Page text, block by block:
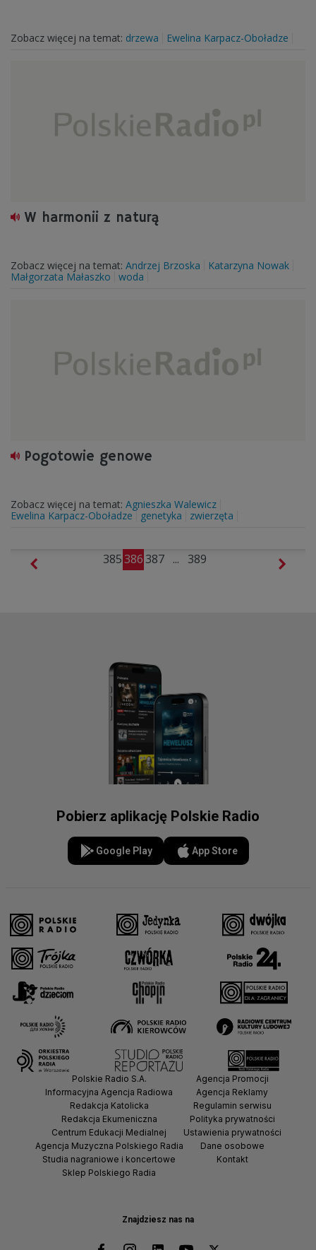
Zobacz więcej na temat: drzewa Ewelina Karpacz-Oboładze
W harmonii z naturą
Zobacz więcej na temat: Andrzej Brzoska
Katarzyna Nowak
Małgorzata Małaszko
woda
Pogotowie genowe
Zobacz więcej na temat: Agnieszka Walewicz
Ewelina Karpacz-Oboładze
genetyka zwierzęta
385386 387 ... 389
Pobierz aplikację Polskie Radio
Google Play App Store
Znajdziesz nas na
Polskie Radio S.A.
Informacyjna Agencja Radiowa
Redakcja Katolicka
Redakcja Ekumeniczna
Centrum Edukacji Medialnej
Agencja Muzyczna Polskiego Radia
Studia nagraniowe i koncertowe
Sklep Polskiego Radia
Agencja Promocji
Agencja Reklamy
Regulamin serwisu
Polityka prywatności
Ustawienia prywatności
Dane osobowe
Kontakt